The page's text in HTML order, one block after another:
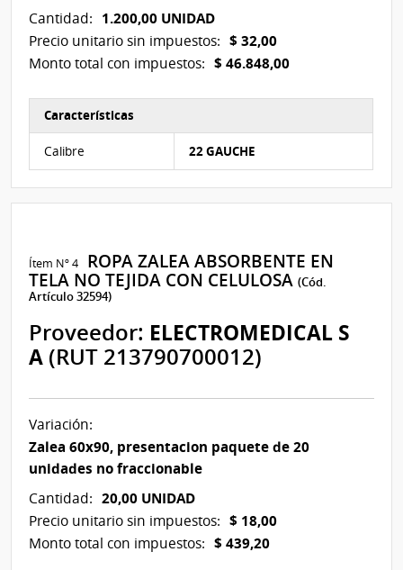
Cantidad: 1.200,00 UNIDAD
Precio unitario sin impuestos: $ 32,00
Monto total con impuestos: $ 46.848,00
Características
Calibre 22 GAUCHE
Ítem Nº 4
ROPA ZALEA ABSORBENTE EN
TELA NO TEJIDA CON CELULOSA(Cód.
Artículo 32594)
Proveedor: ELECTROMEDICAL S
A (RUT 213790700012)
Variación:
Zalea 60x90, presentacion paquete de 20
unidades no fraccionable
Cantidad: 20,00 UNIDAD
Precio unitario sin impuestos: $ 18,00
Monto total con impuestos: $ 439,20